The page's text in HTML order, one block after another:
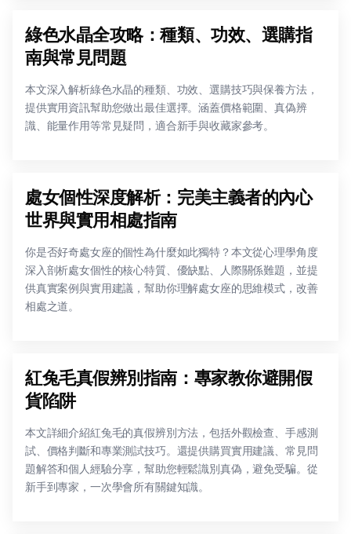
綠色水晶全攻略：種類、功效、選購指
南與常見問題
本文深入解析綠色水晶的種類、功效、選購技巧與保養方法，
提供實用資訊幫助您做出最佳選擇。涵蓋價格範圍、真偽辨
識、能量作用等常見疑問，適合新手與收藏家參考。
處女個性深度解析：完美主義者的內心
世界與實用相處指南
你是否好奇處女座的個性為什麼如此獨特？本文從心理學角度
深入剖析處女個性的核心特質、優缺點、人際關係難題，並提
供真實案例與實用建議，幫助你理解處女座的思維模式，改善
相處之道。
紅兔毛真假辨別指南：專家教你避開假
貨陷阱
本文詳細介紹紅兔毛的真假辨別方法，包括外觀檢查、手感測
試、價格判斷和專業測試技巧。還提供購買實用建議、常見問
題解答和個人經驗分享，幫助您輕鬆識別真偽，避免受騙。從
新手到專家，一次學會所有關鍵知識。